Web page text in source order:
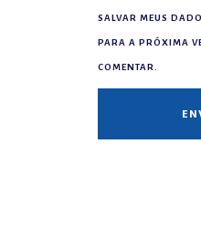
SALVAR MEUS
PARA A PRÓXIMA
COMENTAR.